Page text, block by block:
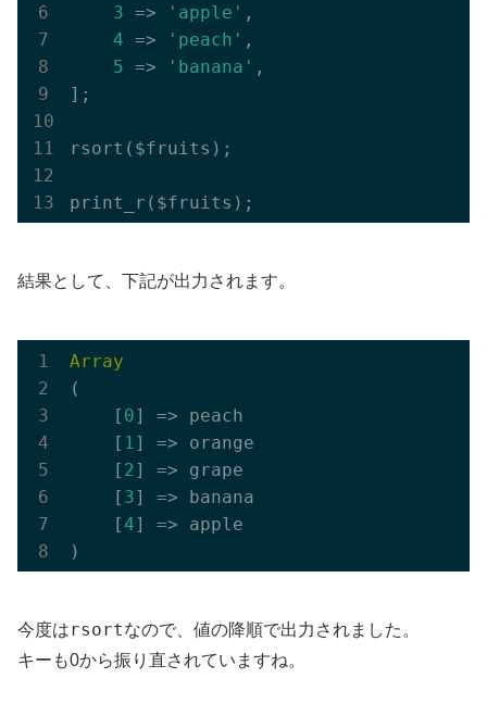
3 => 'apple' ,
4 => 'peach' ,
5 => 'banana' ,
];
rsort($fruits);
結果として、下記が出力されます。
Array
(
    [
0] => peach
    [
1 ] => orange
    [
2 ] => grape
    [
3] => banana
    [
4] => apple
今度はrsortなので、値の降順で出力されました。
キーも0から振り直されていますね。